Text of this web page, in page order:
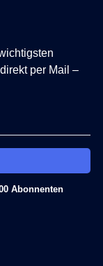
per Mail –
Abonnenten